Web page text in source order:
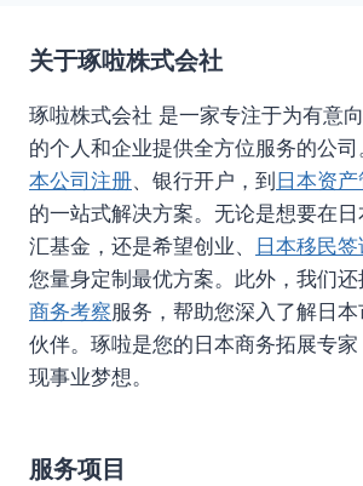
关于琢啦株式会社
琢啦株式会社 是一家专注于为有意
的个人和企业提供全方位服务的公
本公司注册、银行开户，到日本资产
的一站式解决方案。无论是想要在
汇基金，还是希望创业、 日本移民签
您量身定制最优方案。此外，我们
商务考察服务，帮助您深入了解日
伙伴。琢啦是您的日本商务拓展专
现事业梦想。
服务项目